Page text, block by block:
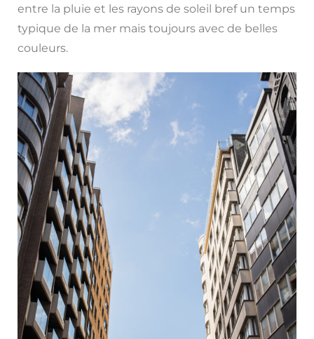
entre la pluie et les rayons de soleil bref un temps
typique de la mer mais toujours avec de belles
couleurs.